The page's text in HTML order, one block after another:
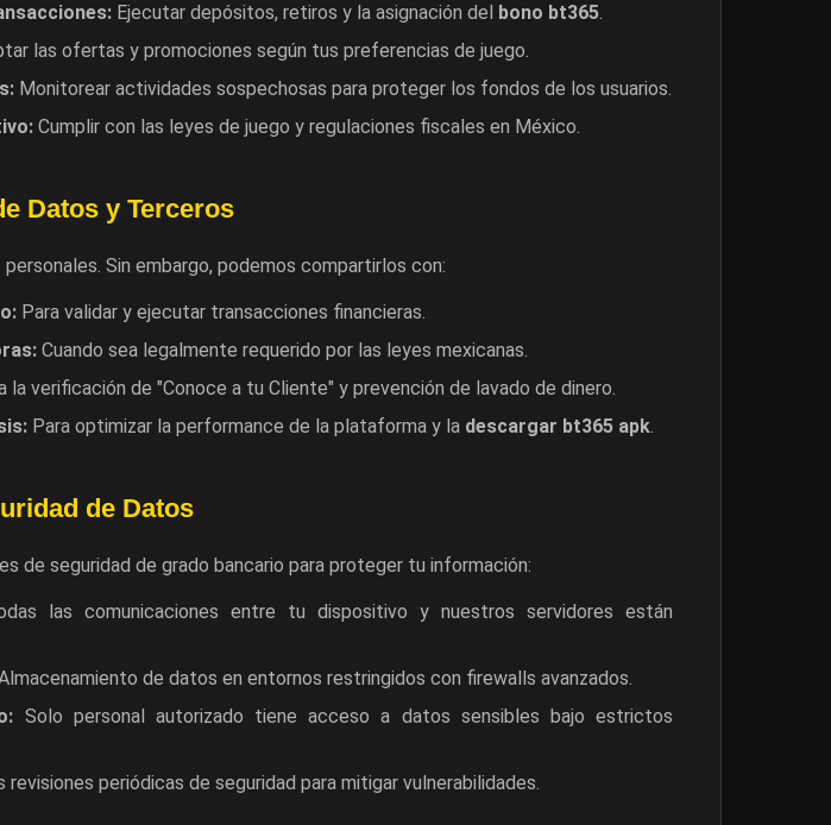
Ejecutar depósitos, retiros y la asignación del bono bt365.
las ofertas y promociones según tus preferencias de juego.
Monitorear actividades sospechosas para proteger los fondos de los usuarios.
Cumplir con las leyes de juego y regulaciones fiscales en México.
Datos y Terceros
Sin embargo, podemos compartirlos con:
Para validar y ejecutar transacciones financieras.
Cuando sea legalmente requerido por las leyes mexicanas.
la verificación de "Conoce a tu Cliente" y prevención de lavado de dinero.
Para optimizar la performance de la plataforma y la descargar bt365 apk.
de Datos
de seguridad de grado bancario para proteger tu información:
las comunicaciones entre tu dispositivo y nuestros servidores están
de datos en entornos restringidos con firewalls avanzados.
Solo personal autorizado tiene acceso a datos sensibles bajo estrictos
revisiones periódicas de seguridad para mitigar vulnerabilidades.